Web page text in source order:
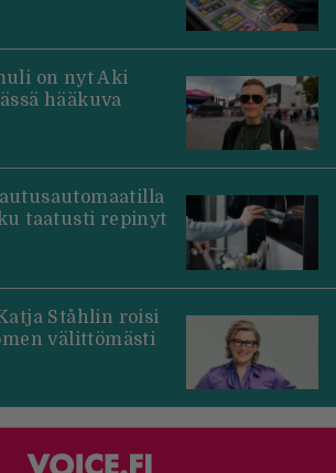
on nyt Aki
hääkuva
taatusti repinyt
Ståhlin roisi
välittömästi